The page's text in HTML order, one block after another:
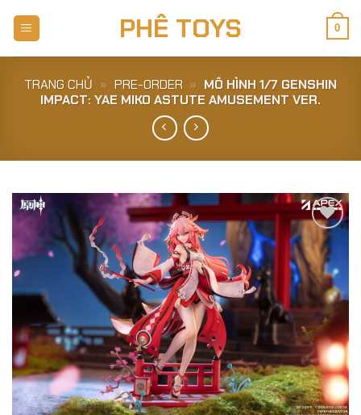
PHÊ TOYS 0
TRANG CHỦ » PRE-ORDER » MÔ HÌNH 1/7 GENSHIN
IMPACT: YAE MIKO ASTUTE AMUSEMENT VER.
Add to
Wishlist